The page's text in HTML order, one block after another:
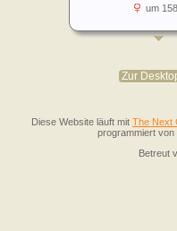
um
Zur
Diese Website läuft mit The Next
programmiert von
Betreut